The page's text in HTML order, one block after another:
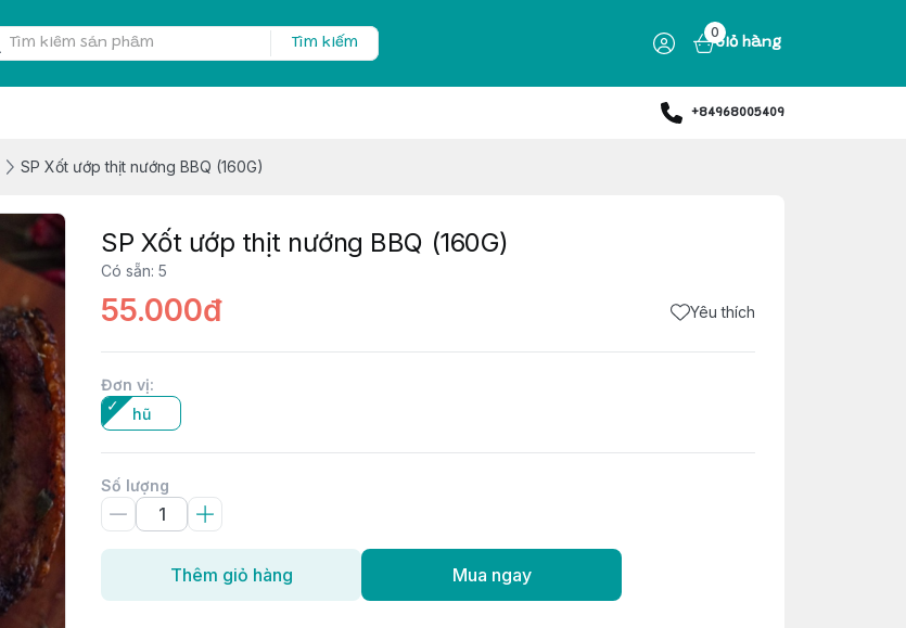
Tìm kiếm
0
Giỏ hàng
+84968005409
SP Xốt ướp thịt nướng BBQ (160G)
SP Xốt ướp thịt nướng BBQ (160G)
Có sẵn: 5
55.000đ Yêu thích
Đơn vị:
hũ
Số lượng
Thêm giỏ hàng Mua ngay